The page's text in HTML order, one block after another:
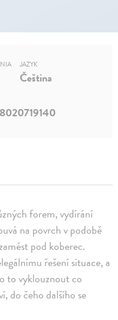
forem, vydírání
na povrch v podobě
pod koberec.
řešení situace, a
to vyklouznout co
do čeho dalšího se
JAZYK
Čeština